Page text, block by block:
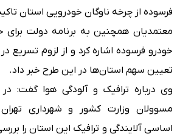
فرسوده از چرخه ناوگان خودرویی استان
خودرو فرسوده اشاره کرد و از لزوم تسریع
تعیین سهم استان‌ها در این طرح خبر داد.
وی درباره ترافیک و آلودگی هوا گفت:
مسوولان وزارت کشور و شهرداری
اساسی آلایندگی و ترافیک این استان را